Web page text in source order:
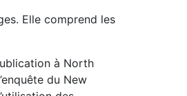
Elle comprend les
à North
du New